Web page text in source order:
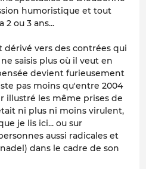
humoristique et tout
2 ou 3 ans...
dérivé vers des contrées qui
saisis plus où il veut en
devient furieusement
pas moins qu'entre 2004
illustré les même prises de
ni plus ni moins virulent,
je lis ici... ou sur
aussi radicales et
dans le cadre de son